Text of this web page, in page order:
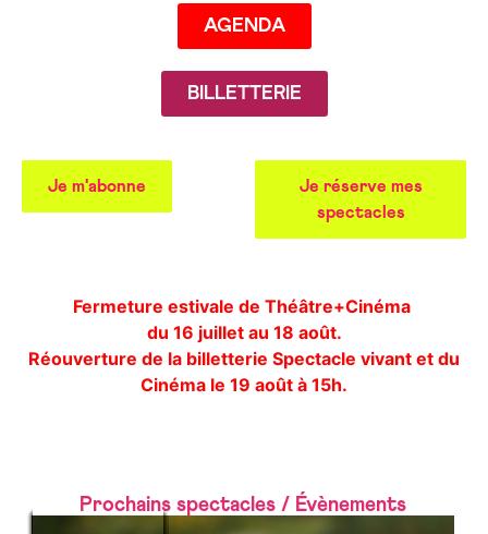
AGENDA
BILLETTERIE
Je m'abonne
Je réserve mes
spectacles
Fermeture estivale de Théâtre+Cinéma
du 16 juillet au 18 août.
Réouverture de la billetterie Spectacle vivant et du
Cinéma le 19 août à 15h.
Prochains spectacles / Évènements